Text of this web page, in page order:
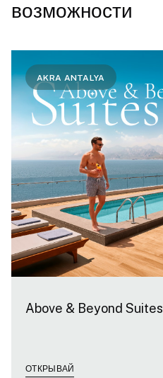
возможности
Above & Beyond Suites
ОТКРЫВАЙ
AKRA ANTALYA